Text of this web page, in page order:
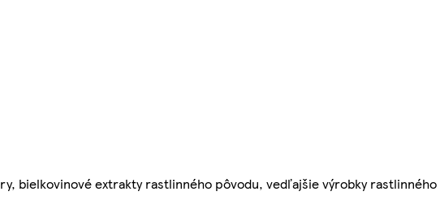
bielkovinové extrakty rastlinného pôvodu, vedľajšie výrobky rastlinného